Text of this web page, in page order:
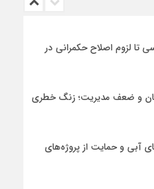
تا لزوم اصلاح حکمرانی در
و ضعف مدیریت؛ زنگ خطری
آبی و حمایت از پروژه‌های